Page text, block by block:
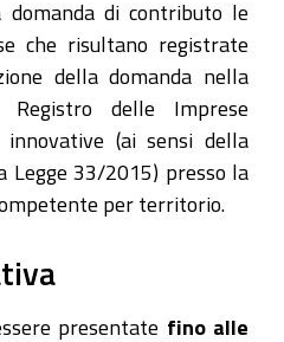
domanda di contributo le
che risultano registrate
della domanda nella
Registro delle Imprese
(ai sensi della
Legge 33/2015) presso la
per territorio.
presentate fino alle